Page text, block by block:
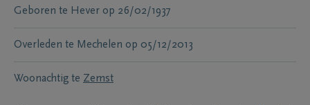
Geboren te Hever op 26/02/1937
Overleden te Mechelen op 05/12/2013
Woonachtig te Zemst